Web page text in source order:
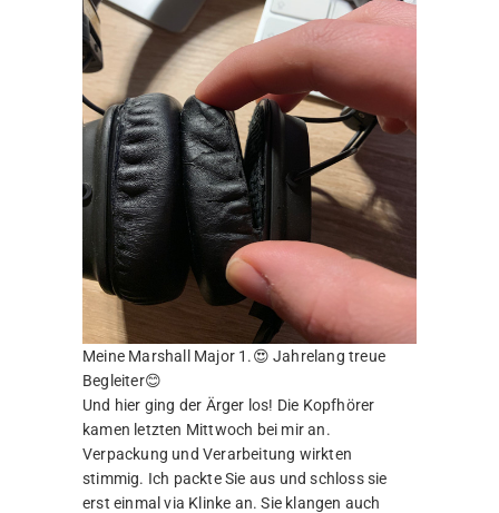
Meine Marshall Major 1.😍 Jahrelang treue
Begleiter😊
Und hier ging der Ärger los! Die Kopfhörer
kamen letzten Mittwoch bei mir an.
Verpackung und Verarbeitung wirkten
stimmig. Ich packte Sie aus und schloss sie
erst einmal via Klinke an. Sie klangen auch